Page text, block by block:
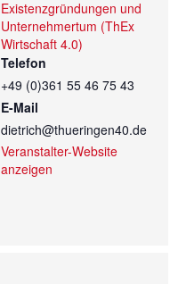
Existenzgründungen und
Unternehmertum (ThEx
Wirtschaft 4.0)
Telefon
+49 (0)361 55 46 75 43
E-Mail
dietrich@thueringen40.de
Veranstalter-Website
anzeigen